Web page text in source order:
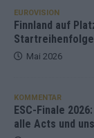
EUROVISION
Finnland auf
Mai 2026
KOMMENTAR
ESC-Finale
alle Acts und